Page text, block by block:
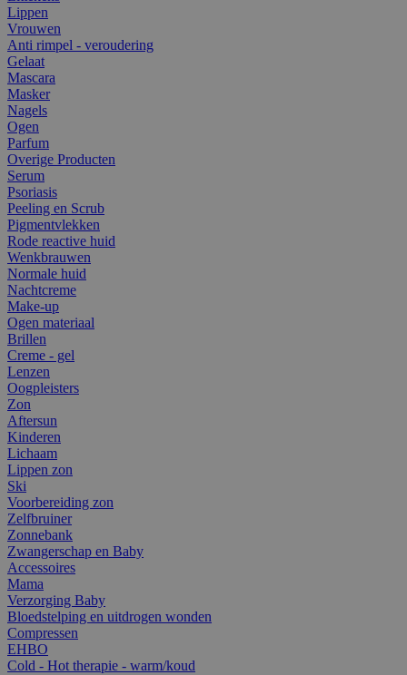
Lippen
Vrouwen
Anti rimpel - veroudering
Gelaat
Mascara
Masker
Nagels
Ogen
Parfum
Overige Producten
Serum
Psoriasis
Peeling en Scrub
Pigmentvlekken
Rode reactive huid
Wenkbrauwen
Normale huid
Nachtcreme
Make-up
Ogen materiaal
Brillen
Creme - gel
Lenzen
Oogpleisters
Zon
Aftersun
Kinderen
Lichaam
Lippen zon
Ski
Voorbereiding zon
Zelfbruiner
Zonnebank
Zwangerschap en Baby
Accessoires
Mama
Verzorging Baby
Bloedstelping en uitdrogen wonden
Compressen
EHBO
Cold - Hot therapie - warm/koud